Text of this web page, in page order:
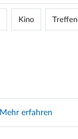
Kino Treffen
Mehr erfahren